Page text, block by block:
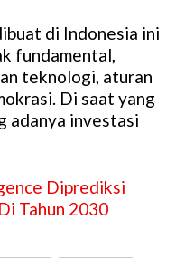
di Indonesia ini
fundamental,
teknologi, aturan
Di saat yang
adanya investasi
Diprediksi
Tahun 2030